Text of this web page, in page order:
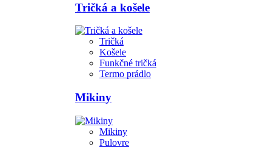
Tričká a košele
Tričká
Košele
Funkčné tričká
Termo prádlo
Mikiny
Mikiny
Pulovre